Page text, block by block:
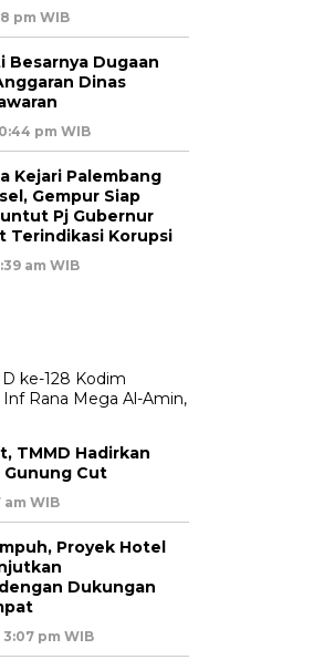
pm WIB
Besarnya Dugaan
Dinas
pm WIB
Kejari Palembang
Gempur Siap
Pj Gubernur
Terindikasi Korupsi
am WIB
TMMD Hadirkan
Gunung Cut
am WIB
Proyek Hotel
Dukungan
pm WIB